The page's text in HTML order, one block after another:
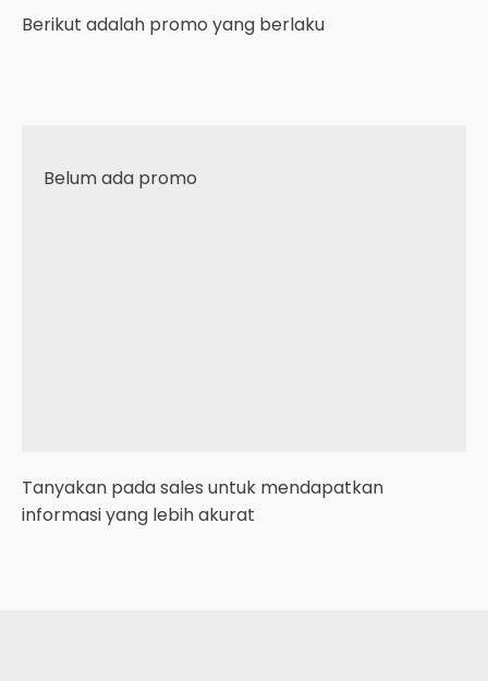
Berikut adalah promo yang berlaku
Belum ada promo
Tanyakan pada sales untuk mendapatkan
informasi yang lebih akurat